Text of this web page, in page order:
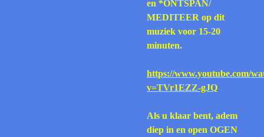
en *ONTSPAN/
MEDITEER op dit
muziek voor 15-20
minuten.
https://www.youtube.com/
v=TVr1EZZ-gJQ
Als u klaar bent, adem
diep in en open OGEN